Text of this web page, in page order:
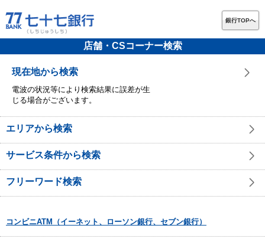
銀行TOPへ
店舗・CSコーナー検索
現在地から検索
電波の状況等により検索結果に誤差が生
じる場合がございます。
エリアから検索
サービス条件から検索
フリーワード検索
コンビニATM（イーネット、ローソン銀行、セブン銀行）